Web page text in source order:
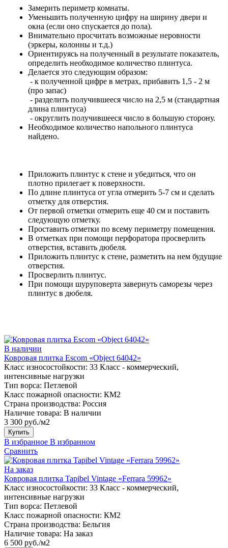
Замерить периметр комнаты.
Уменьшить полученную цифру на ширину двери и
окна (если оно спускается до пола).
Внимательно просчитать возможные неровности
(эркеры, колонны и т.д.)
Ориентируясь на полученный в результате показатель,
определить необходимое количество плинтуса.
Делается это следующим образом:
- к полученной цифре в метрах, прибавить 1,5 - 2 м
(про запас)
- разделить получившееся число на 2,5 м (стандартная
длина плинтуса)
- округлить получившееся число в большую сторону.
Необходимое количество напольного плинтуса
найдено.
Приложить плинтус к стене и убедиться, что он
плотно прилегает к поверхности.
По длине плинтуса от угла отмерить 5-7 см и сделать
отметку для отверстия.
От первой отметки отмерить еще 40 см и поставить
следующую отметку.
Проставить отметки по всему периметру помещения.
В отметках при помощи перфоратора просверлить
отверстия, вставить дюбеля.
Приложить плинтус к стене, разметить на нем будущие
отверстия.
Просверлить плинтус.
При помощи шуруповерта завернуть саморезы через
плинтус в дюбеля.
В наличии
Ковровая плитка Escom «Object 64042»
Класс износостойкости: 33 Класс - коммерческий,
интенсивные нагрузки
Тип ворса: Петлевой
Класс пожарной опасности: КМ2
Страна производства: Россия
Наличие товара: В наличии
3 300 руб./м2
Купить
В избранное В избранном
Сравнить
На заказ
Ковровая плитка Tapibel Vintage «Ferrara 59962»
Класс износостойкости: 33 Класс - коммерческий,
интенсивные нагрузки
Тип ворса: Петлевой
Класс пожарной опасности: КМ2
Страна производства: Бельгия
Наличие товара: На заказ
6 500 руб./м2